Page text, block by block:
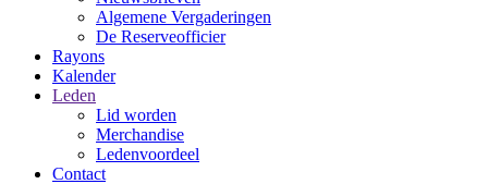
Algemene Vergaderingen
De Reserveofficier
Rayons
Kalender
Leden
Lid worden
Merchandise
Ledenvoordeel
Contact